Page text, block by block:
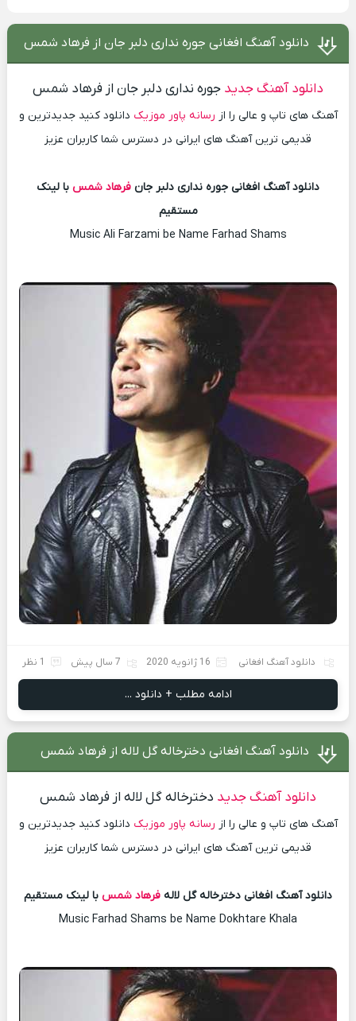
دانلود آهنگ افغانی جوره نداری دلبر جان از فرهاد شمس
دانلود آهنگ جدید جوره نداری دلبر جان از فرهاد شمس
آهنگ های تاپ و عالی را از رسانه پاور موزیک دانلود کنید جدیدترین و
قدیمی ترین آهنگ های ایرانی در دسترس شما کاربران عزیز
دانلود آهنگ افغانی جوره نداری دلبر جان فرهاد شمس با لینک
مستقیم
Music Ali Farzami be Name Farhad Shams
دانلود آهنگ افغانی 16 ژانویه 2020 7 سال پیش 1 نظر
ادامه مطلب + دانلود ...
دانلود آهنگ افغانی دخترخاله گل لاله از فرهاد شمس
دانلود آهنگ جدید دخترخاله گل لاله از فرهاد شمس
آهنگ های تاپ و عالی را از رسانه پاور موزیک دانلود کنید جدیدترین و
قدیمی ترین آهنگ های ایرانی در دسترس شما کاربران عزیز
دانلود آهنگ افغانی دخترخاله گل لاله فرهاد شمس با لینک مستقیم
Music Farhad Shams be Name Dokhtare Khala